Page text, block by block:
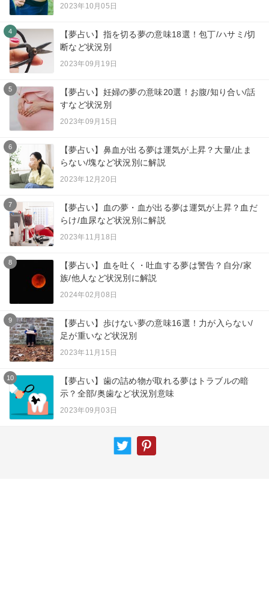
2023年10月05日
4
【夢占い】指を切る夢の意味18選！包丁/ハサミ/切
断など状況別
2023年09月19日
5
【夢占い】妊婦の夢の意味20選！お腹/知り合い/話
すなど状況別
2023年09月15日
6
【夢占い】鼻血が出る夢は運気が上昇？大量/止ま
らない/塊など状況別に解説
2023年12月20日
7
【夢占い】血の夢・血が出る夢は運気が上昇？血だ
らけ/血尿など状況別に解説
2023年11月18日
8
【夢占い】血を吐く・吐血する夢は警告？自分/家
族/他人など状況別に解説
2024年02月08日
9
【夢占い】歩けない夢の意味16選！力が入らない/
足が重いなど状況別
2023年11月15日
10
【夢占い】歯の詰め物が取れる夢はトラブルの暗
示？全部/奥歯など状況別意味
2023年09月03日